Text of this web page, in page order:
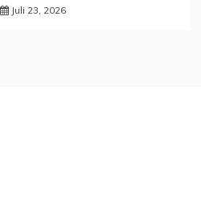
Juli 23, 2026